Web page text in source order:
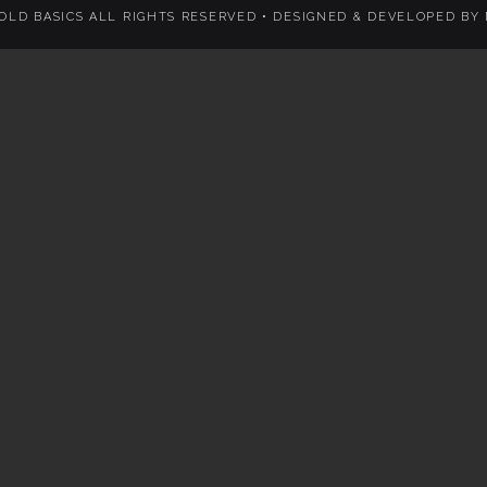
BASICS ALL RIGHTS RESERVED • DESIGNED & DEVELOPED BY